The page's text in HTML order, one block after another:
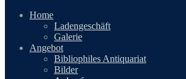
Home
Ladengeschäft
Galerie
Angebot
Bibliophiles Antiquariat
Bilder